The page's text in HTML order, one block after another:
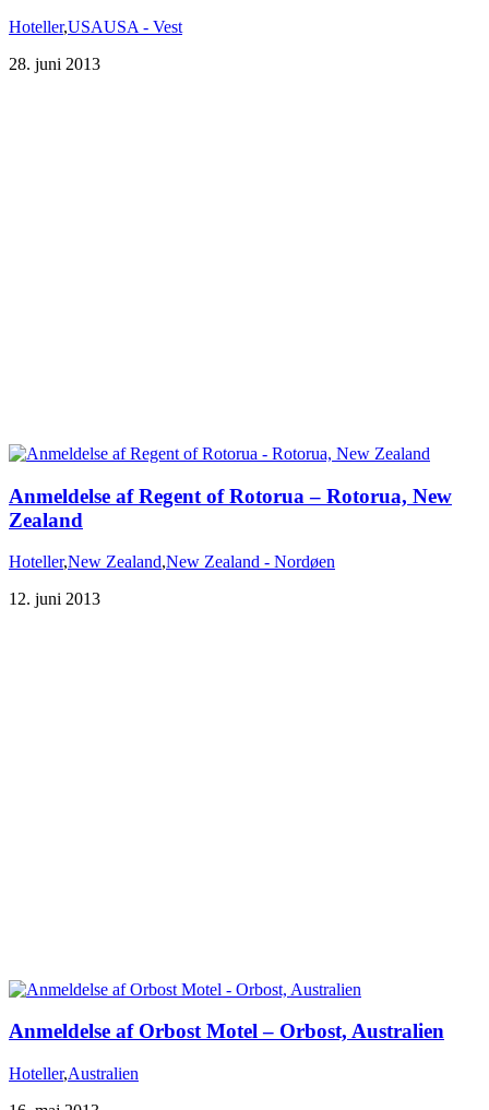
Hoteller,USAUSA - Vest
28. juni 2013
Anmeldelse af Regent of Rotorua – Rotorua, New
Hoteller,New Zealand,New Zealand - Nordøen
12. juni 2013
Anmeldelse af Orbost Motel – Orbost, Australien
Hoteller,Australien